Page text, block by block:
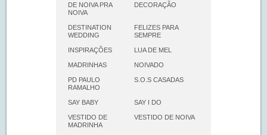
DE NOIVA PRA
NOIVA
DECORAÇÃO
DESTINATION
WEDDING
FELIZES PARA
SEMPRE
INSPIRAÇÕES LUA DE MEL
MADRINHAS NOIVADO
PD PAULO
RAMALHO
S.O.S CASADAS
SAY BABY SAY I DO
VESTIDO DE
MADRINHA
VESTIDO DE NOIVA